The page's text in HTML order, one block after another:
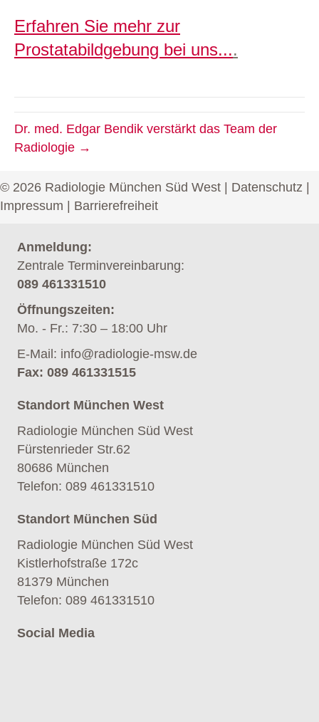
Erfahren Sie mehr zur
Prostatabildgebung bei uns....
Dr. med. Edgar Bendik verstärkt das Team der
Radiologie →
© 2026 Radiologie München Süd West | Datenschutz
Impressum
Barrierefreiheit
Anmeldung:
Zentrale Terminvereinbarung:
089 461331510
Öffnungszeiten:
Mo. - Fr.: 7:30 – 18:00 Uhr
E-Mail: info@radiologie-msw.de
Fax: 089 461331515
Standort München West
Radiologie München Süd West
Fürstenrieder Str.62
80686 München
Telefon: 089 461331510
Standort München Süd
Radiologie München Süd West
Kistlerhofstraße 172c
81379 München
Telefon: 089 461331510
Social Media